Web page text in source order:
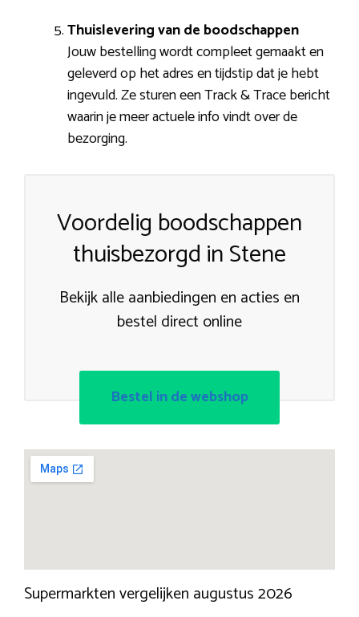
Thuislevering van de boodschappen
Jouw bestelling wordt compleet gemaakt en
geleverd op het adres en tijdstip dat je hebt
ingevuld. Ze sturen een Track & Trace bericht
waarin je meer actuele info vindt over de
bezorging.
Voordelig boodschappen
thuisbezorgd in Stene
Bekijk alle aanbiedingen en acties en
bestel direct online
Bestel in de webshop
Supermarkten vergelijken augustus 2026